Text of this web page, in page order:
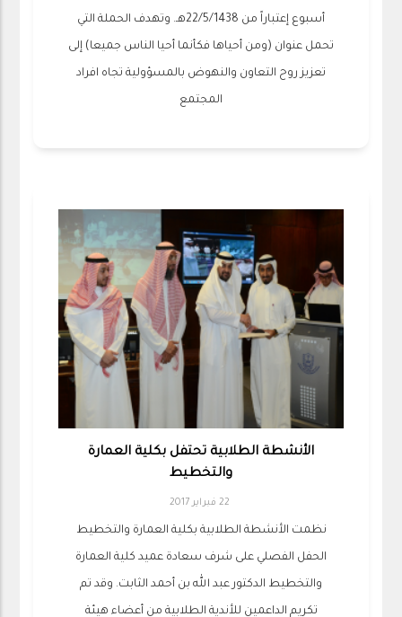
أسبوع إعتباراً من 22/5/1438هـ. وتهدف الحملة التي
تحمل عنوان (ومن أحياها فكأنما أحيا الناس جميعا) إلى
تعزيز روح التعاون والنهوض بالمسؤولية تجاه افراد
المجتمع
الأنشطة الطلابية تحتفل بكلية العمارة
والتخطيط
22 فبراير 2017
نظمت الأنشطة الطلابية بكلية العمارة والتخطيط
الحفل الفصلي على شرف سعادة عميد كلية العمارة
والتخطيط الدكتور عبد الله بن أحمد الثابت. وقد تم
تكريم الداعمين للأندية الطلابية من أعضاء هيئة